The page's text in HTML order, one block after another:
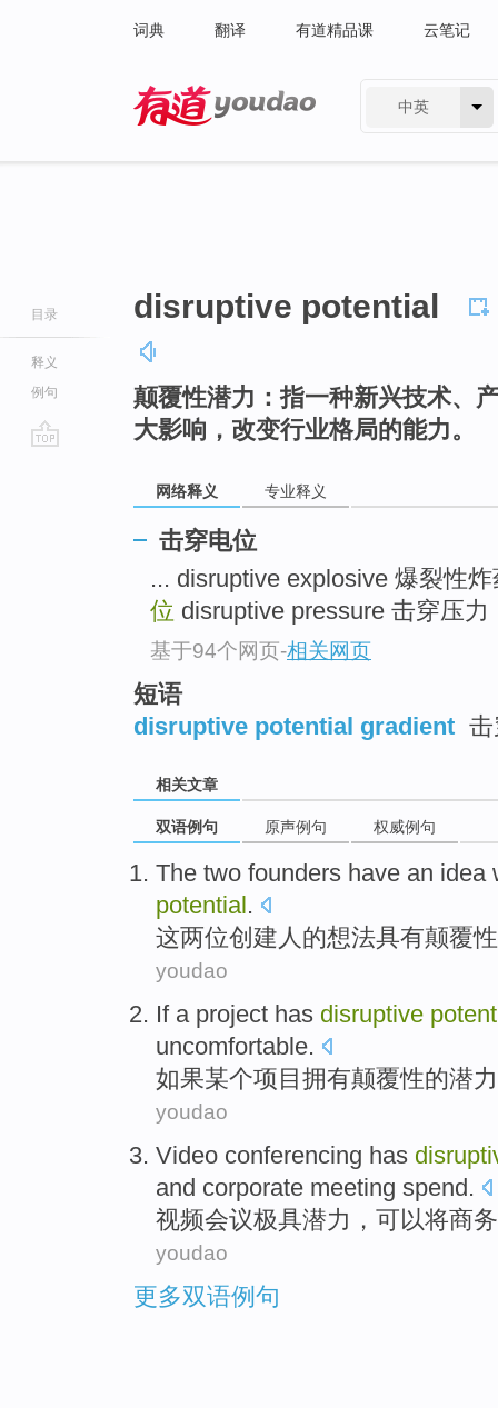
词典 翻译 有道精品课 云笔记
中英
目录
释义
例句
disruptive potential
颠覆性潜力：指一种新兴技术、
大影响，改变行业格局的能力。
网络释义 专业释义
击穿电位
... disruptive explosive 爆裂性
位 disruptive pressure 击穿压力
基于94个网页-相关网页
短语
disruptive potential gradient
相关文章
双语例句 原声例句 权威例句
The two founders have an idea
potential .
这两位创建人的想法具有颠覆性
youdao
If a project has disruptive
uncomfortable.
如果某个项目拥有颠覆性的潜力
youdao
Video conferencing has
and corporate meeting spend.
视频会议极具潜力 ，可以将商务
youdao
更多双语例句